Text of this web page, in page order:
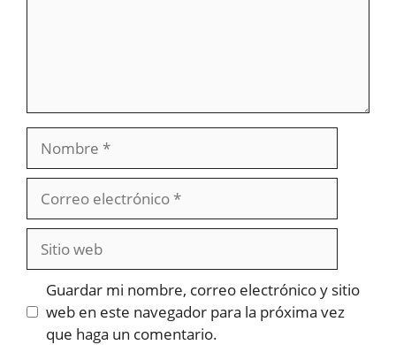
electrónico
web
Guardar mi nombre, correo electrónico y sitio
web en este navegador para la próxima vez
que haga un comentario.